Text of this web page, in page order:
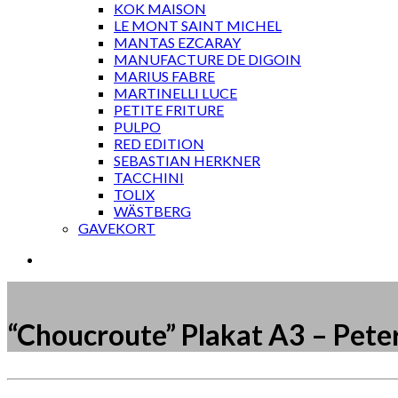
KOK MAISON
LE MONT SAINT MICHEL
MANTAS EZCARAY
MANUFACTURE DE DIGOIN
MARIUS FABRE
MARTINELLI LUCE
PETITE FRITURE
PULPO
RED EDITION
SEBASTIAN HERKNER
TACCHINI
TOLIX
WÄSTBERG
GAVEKORT
“Choucroute” Plakat A3 –